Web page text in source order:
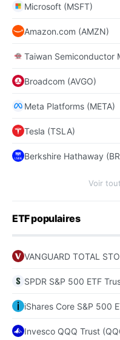
Microsoft (MSFT)
Amazon.com (AMZN)
Taiwan Semiconductor
Broadcom (AVGO)
Meta Platforms (META)
Tesla (TSLA)
Berkshire Hathaway
Voir
ETF populaires
VANGUARD TOTAL
SPDR S&P 500 ETF
iShares Core S&P 500
Invesco QQQ Trust